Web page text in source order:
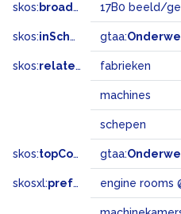
skos: broadMatch 17B0 beeld/
skos:inScheme gtaa:
skos:related fabrieken
machines
schepen
skos:topConceptOf gtaa:
skosxl:prefLabel engine rooms